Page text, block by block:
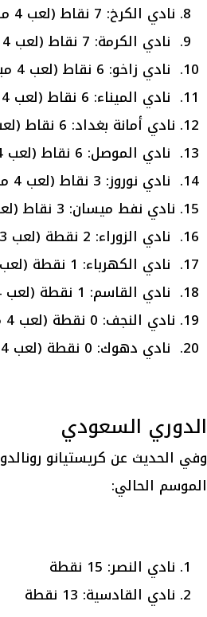
نادي الكرخ: 7 نقاط (لعب 4 مباريات)
نادي الكرمة: 7 نقاط (لعب 4 مباريات)
نادي زاخو: 6 نقاط (لعب 4 مباريات)
نادي الميناء: 6 نقاط (لعب 4 مباريات)
نادي أمانة بغداد: 6 نقاط (لعب 4 مباريات)
نادي الموصل: 6 نقاط (لعب 4 مباريات)
نادي نوروز: 3 نقاط (لعب 4 مباريات)
نادي نفط ميسان: 3 نقاط (لعب 4 مباريات)
نادي الزوراء: 2 نقطة (لعب 3 مباريات)
نادي الكهرباء: 1 نقطة (لعب 4 مباريات)
نادي القاسم: 1 نقطة (لعب 4 مباريات)
نادي النجف: 0 نقطة (لعب 4 مباريات)
نادي دهوك: 0 نقطة (لعب 4 مباريات)
الدوري السعودي
وفي الحديث عن كريستيانو
الموسم الحالي:
نادي النصر: 15 نقطة
نادي القادسية: 13 نقطة